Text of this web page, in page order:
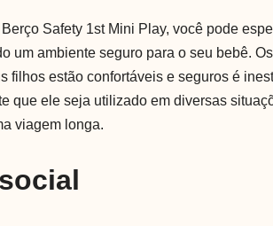
Safety 1st Mini Play, você pode
um ambiente seguro para o seu bebê.
filhos estão confortáveis e seguros é
que ele seja utilizado em diversas
viagem longa.